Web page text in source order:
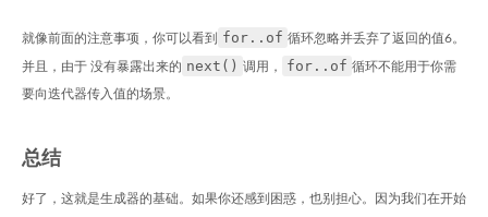
就像前面的注意事项，你可以看到 for..of 循环忽略并丢弃了返回的值6。
并且，由于 没有暴露出来的 next() 调用， for..of 循环不能用于你需
要向迭代器传入值的场景。
总结
好了，这就是生成器的基础。如果你还感到困惑，也别担心。因为我们在开始